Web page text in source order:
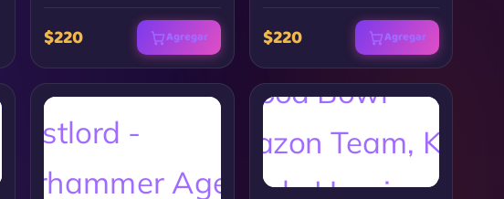
$220 Agregar $220 Agregar